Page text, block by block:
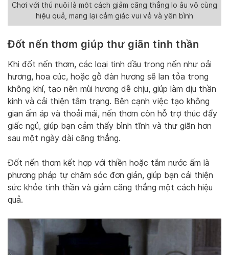
Chơi với thú nuôi là một cách giảm căng thẳng lo âu vô cùng
hiệu quả, mang lại cảm giác vui vẻ và yên bình
Đốt nến thơm giúp thư giãn tinh thần
Khi đốt nến thơm, các loại tinh dầu trong nến như oải
hương, hoa cúc, hoặc gỗ đàn hương sẽ lan tỏa trong
không khí, tạo nên mùi hương dễ chịu, giúp làm dịu thần
kinh và cải thiện tâm trạng. Bên cạnh việc tạo không
gian ấm áp và thoải mái, nến thơm còn hỗ trợ thúc đẩy
giấc ngủ, giúp bạn cảm thấy bình tĩnh và thư giãn hơn
sau một ngày dài căng thẳng.
Đốt nến thơm kết hợp với thiền hoặc tắm nước ấm là
phương pháp tự chăm sóc đơn giản, giúp bạn cải thiện
sức khỏe tinh thần và giảm căng thẳng một cách hiệu
quả.